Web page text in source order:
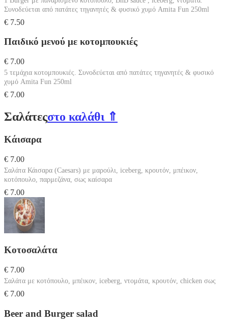
Συνοδεύεται από πατάτες τηγανητές & φυσικό χυμό Amita Fun 250ml
€ 7.50
Παιδικό μενού με κοτομπουκιές
€ 7.00
5 τεμάχια κοτομπουκιές. Συνοδεύεται από πατάτες τηγανητές & φυσικό
χυμό Amita Fun 250ml
€ 7.00
Σαλάτεςστο καλάθι ⇑
Κάισαρα
€ 7.00
Σαλάτα Κάισαρα (Caesars) με μαρούλι, iceberg, κρουτόν, μπέικον,
κοτόπουλο, παρμεζάνα, σως καίσαρα
€ 7.00
Κοτοσαλάτα
€ 7.00
Σαλάτα με κοτόπουλο, μπέικον, iceberg, ντομάτα, κρουτόν, chicken σως
€ 7.00
Beer and Burger salad